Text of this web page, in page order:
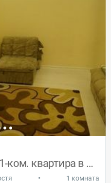
Сдаётся посуточно 1-ком. квартира в Ялте
• 1 комната